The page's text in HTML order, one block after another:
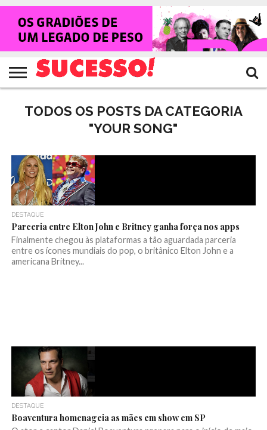
HOME
NOTÍCIAS
SHOWS
ENTREVISTAS
CLIQUES
RANKING
CROWLEY
TV
SUCESSO!
REVISTA
SUCESSO!
TODOS OS POSTS DA CATEGORIA
"YOUR SONG"
DESTAQUE
Parceria entre Elton John e Britney ganha força nos apps
Finalmente chegou às plataformas a tão aguardada parceria
entre os ícones mundiais do pop, o britânico Elton John e a
americana Britney...
DESTAQUE
Boaventura homenageia as mães em show em SP